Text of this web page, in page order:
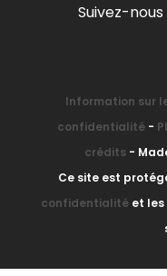
Suivez-nous
Information sur
confidentialité-
crédits -
Ce site est
confidentialité et les